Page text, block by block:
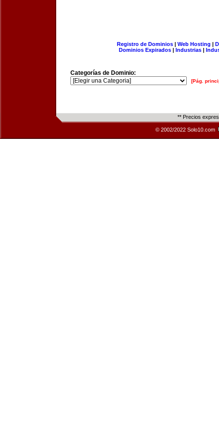
Registro de Dominios| Web Hosting |
Dominios Expirados | Industrias |
Categorías de Dominio:
[Pág.
** Precios
© 2002/2022 Solo10.com